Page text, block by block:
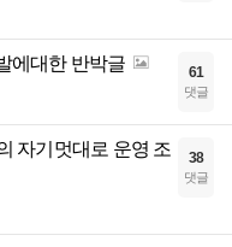
에대한 반박글 61
댓글
자기멋대로 운영 조
38
댓글